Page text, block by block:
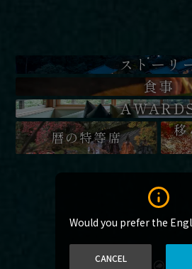
Would you prefer the
CANCEL
ストーリ
食事
暦の特等席
移